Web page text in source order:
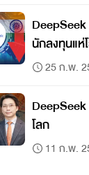
นักลงทุนแห่โ
25 ก.พ.
โลก
11 ก.พ.